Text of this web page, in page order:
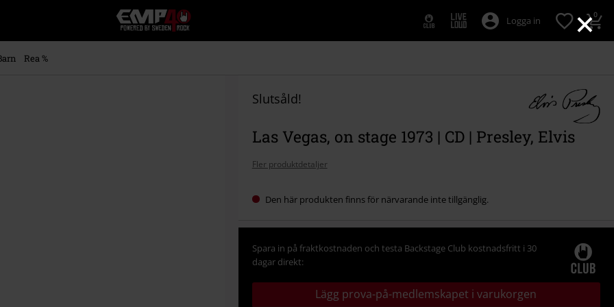
×
EMP
-
Musik,
Logga in 0
Rea %
Slutsåld!
Las Vegas, on stage 1973 | CD | Presley, Elvis
Fler produktdetaljer
Den här produkten finns för närvarande inte tillgänglig.
Spara in på fraktkostnaden och testa Backstage Club kostnadsfritt i 30
dagar direkt:
Lägg prova-på-medlemskapet i varukorgen